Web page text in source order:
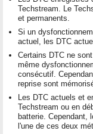
Techstream. Le
et permanents.
Si un
actuel, les DTC
Certains DTC ne
même
consécutif.
reprise sont
Les DTC actuels et
Techstream ou en
batterie. Cependant,
l'une de ces deux